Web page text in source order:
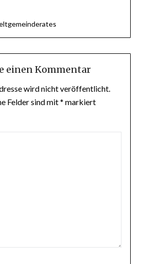
einen Kommentar
wird nicht veröffentlicht.
Felder sind mit* markiert